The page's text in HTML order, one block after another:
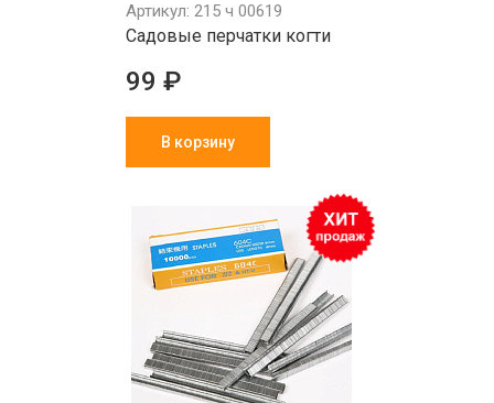
Артикул: 215 ч 00619
Садовые перчатки когти
99 ₽
В корзину